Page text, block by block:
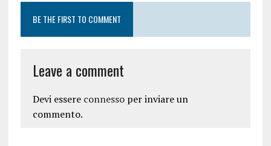
BE THE FIRST TO COMMENT
Leave a comment
Devi essere connessoper inviare un
commento.